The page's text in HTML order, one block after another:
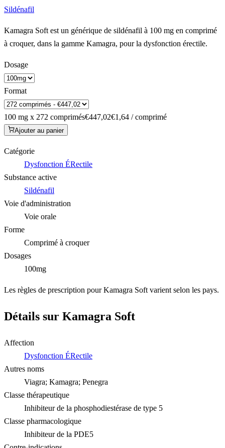
Sildénafil
Kamagra Soft est un générique de sildénafil à 100 mg en comprimé
à croquer, dans la gamme Kamagra, pour la dysfonction érectile.
Dosage
Format
100 mg x 272 comprimés€447,02€1,64 / comprimé
Ajouter au panier
Catégorie
Dysfonction ÉRectile
Substance active
Sildénafil
Voie d'administration
Voie orale
Forme
Comprimé à croquer
Dosages
100mg
Les règles de prescription pour Kamagra Soft varient selon les pays.
Détails sur Kamagra Soft
Affection
Dysfonction ÉRectile
Autres noms
Viagra; Kamagra; Penegra
Classe thérapeutique
Inhibiteur de la phosphodiestérase de type 5
Classe pharmacologique
Inhibiteur de la PDE5